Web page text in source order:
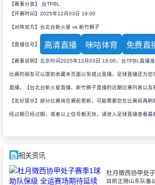
【赛事分类】 台TPBL
【开赛时间】2025年12月03日 19:00
【对阵双方】台北台新火星 vs 新竹狮子
【直播信号】 高清直播 咪咕体育 免费直
【赛事说明】北京时间2025年12月03日 19:00，台TPBL直播
比赛的朋友可以提前收藏本页面以免错过直播。足球直播还为您
直播、【台北台新火星直播、新竹狮子直播的近期比赛列表以及
【友好提示】部分比赛将在赛前更新，可能需要您在比赛前再
经过期已经过期，或者以上信号都无效，请进入足球直播查看最
相关资讯
目前正随山东队备